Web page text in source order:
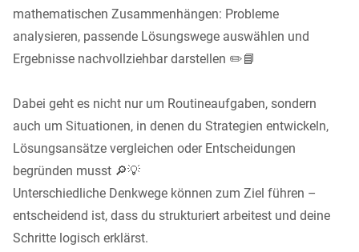
mathematischen Zusammenhängen: Probleme
analysieren, passende Lösungswege auswählen und
Ergebnisse nachvollziehbar darstellen ✏️📘
Dabei geht es nicht nur um Routineaufgaben, sondern
auch um Situationen, in denen du Strategien entwickeln,
Lösungsansätze vergleichen oder Entscheidungen
begründen musst 🔎💡
Unterschiedliche Denkwege können zum Ziel führen –
entscheidend ist, dass du strukturiert arbeitest und deine
Schritte logisch erklärst.